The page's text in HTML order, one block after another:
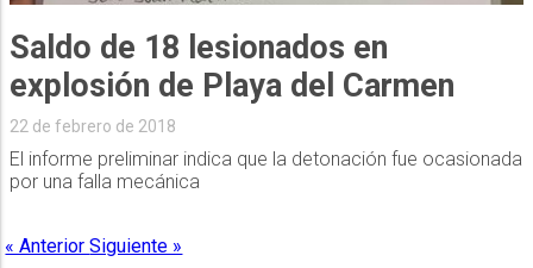
Saldo de 18 lesionados en
explosión de Playa del Carmen
22 de febrero de 2018
El informe preliminar indica que la detonación fue ocasionada
por una falla mecánica
« AnteriorSiguiente »